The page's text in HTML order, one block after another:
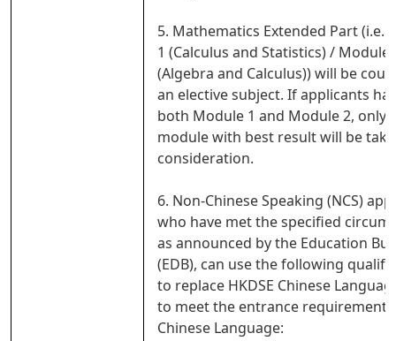
5. Mathematics Extended Part (i.e.
1 (Calculus and Statistics) / Module
(Algebra and Calculus)) will be
an elective subject. If applicants
both Module 1 and Module 2, only
module with best result will be
consideration.
6. Non-Chinese Speaking (NCS)
who have met the specified
as announced by the Education
(EDB), can use the following
to replace HKDSE Chinese
to meet the entrance requirement
Chinese Language: